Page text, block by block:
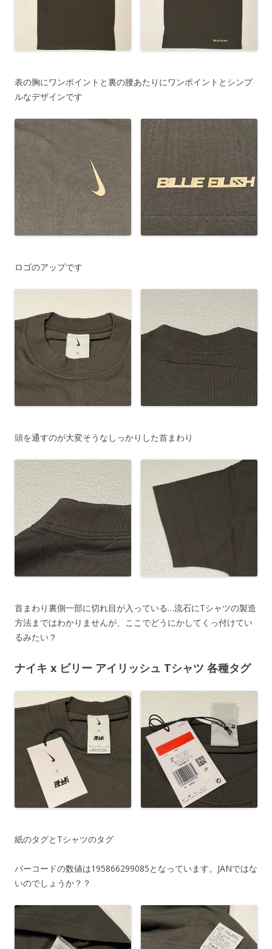
表の胸にワンポイントと裏の腰あたりにワンポイントとシンプ
ルなデザインです
ロゴのアップです
頭を通すのが大変そうなしっかりした首まわり
首まわり裏側一部に切れ目が入っている…流石にTシャツの製造
方法まではわかりませんが、ここでどうにかしてくっ付けてい
るみたい？
ナイキ x ビリー アイリッシュ Tシャツ 各種タグ
紙のタグとTシャツのタグ
バーコードの数値は195866299085となっています。JANではな
いのでしょうか？？